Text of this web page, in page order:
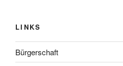
LINKS
Bürgerschaft